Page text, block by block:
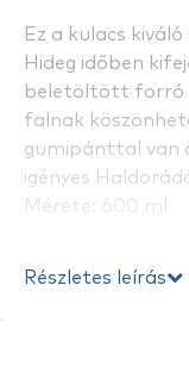
Ez a kulacs
Hideg időben
beletöltött forró
falnak
gumipánttal van
igényes
Mérete: 600 ml
Részletes leírás